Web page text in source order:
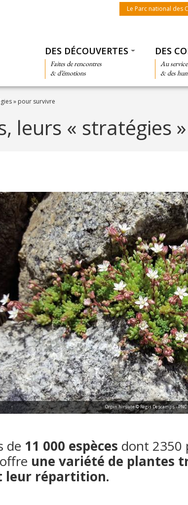
Menu du parc
Le Parc national des
DES DÉCOUVERTES
Faites de rencontres
& d’émotions
DES
Au
& des
» pour survivre
leurs « stratégies
Orpin hirsute © Régis Descamps - PNC
de 11 000 espèces dont 2350
une variété de plantes
leur répartition.